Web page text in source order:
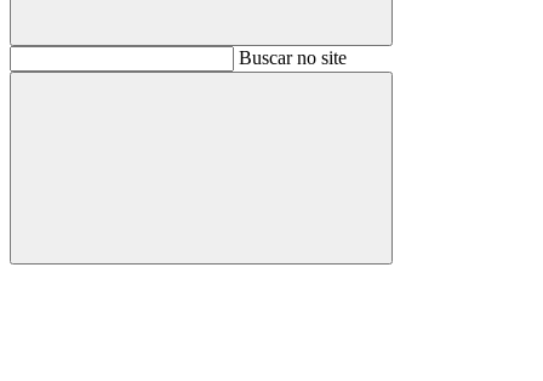
BuscarBuscar no site
Buscar